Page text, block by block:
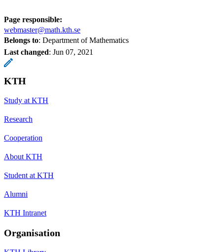
Page responsible:
webmaster@math.kth.se
Belongs to: Department of Mathematics
Last changed: Jun 07, 2021
KTH
Study at KTH
Research
Cooperation
About KTH
Student at KTH
Alumni
KTH Intranet
Organisation